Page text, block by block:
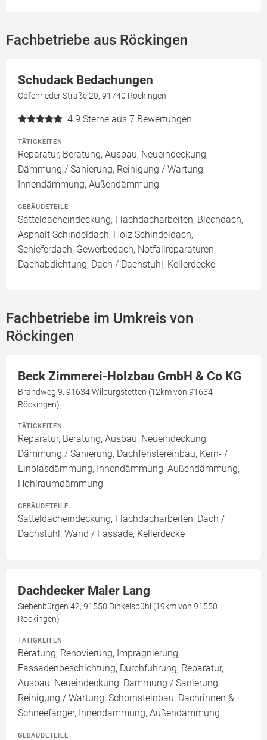
Fachbetriebe aus Röckingen
Schudack Bedachungen
Opfenrieder Straße 20, 91740 Röckingen
4.9 Sterne aus 7 Bewertungen
TÄTIGKEITEN
Reparatur, Beratung, Ausbau, Neueindeckung,
Dämmung / Sanierung, Reinigung / Wartung,
Innendämmung, Außendämmung
GEBÄUDETEILE
Satteldacheindeckung, Flachdacharbeiten, Blechdach,
Asphalt Schindeldach, Holz Schindeldach,
Schieferdach, Gewerbedach, Notfallreparaturen,
Dachabdichtung, Dach / Dachstuhl, Kellerdecke
Fachbetriebe im Umkreis von
Röckingen
Beck Zimmerei-Holzbau GmbH & Co KG
Brandweg 9, 91634 Wilburgstetten (12km von 91634
Röckingen)
TÄTIGKEITEN
Reparatur, Beratung, Ausbau, Neueindeckung,
Dämmung / Sanierung, Dachfenstereinbau, Kern- /
Einblasdämmung, Innendämmung, Außendämmung,
Hohlraumdämmung
GEBÄUDETEILE
Satteldacheindeckung, Flachdacharbeiten, Dach /
Dachstuhl, Wand / Fassade, Kellerdecke
Dachdecker Maler Lang
Siebenbürgen 42, 91550 Dinkelsbühl (19km von 91550
Röckingen)
TÄTIGKEITEN
Beratung, Renovierung, Imprägnierung,
Fassadenbeschichtung, Durchführung, Reparatur,
Ausbau, Neueindeckung, Dämmung / Sanierung,
Reinigung / Wartung, Schornsteinbau, Dachrinnen &
Schneefänger, Innendämmung, Außendämmung
GEBÄUDETEILE